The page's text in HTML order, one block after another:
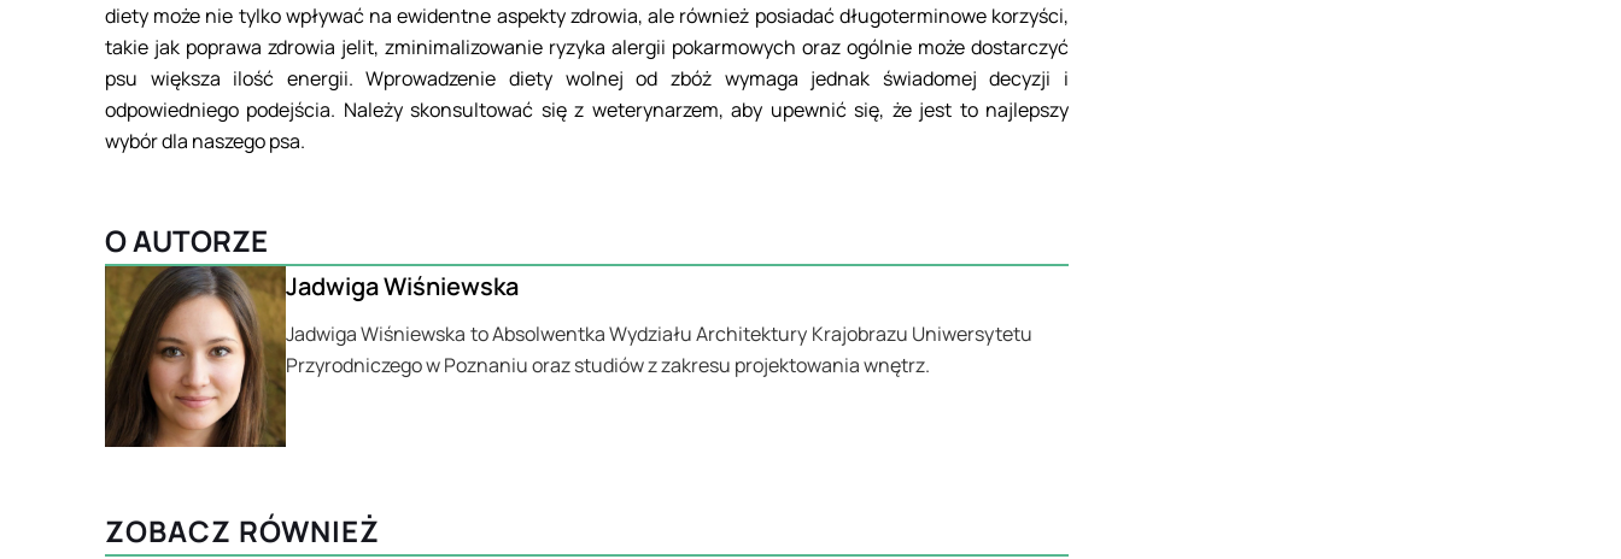
diety może nie tylko wpływać na ewidentne aspekty zdrowia, ale również posiadać długoterminowe korzyści,
takie jak poprawa zdrowia jelit, zminimalizowanie ryzyka alergii pokarmowych oraz ogólnie może dostarczyć
psu większa ilość energii. Wprowadzenie diety wolnej od zbóż wymaga jednak świadomej decyzji i
odpowiedniego podejścia. Należy skonsultować się z weterynarzem, aby upewnić się, że jest to najlepszy
wybór dla naszego psa.
O AUTORZE
Jadwiga Wiśniewska
Jadwiga Wiśniewska to Absolwentka Wydziału Architektury Krajobrazu Uniwersytetu
Przyrodniczego w Poznaniu oraz studiów z zakresu projektowania wnętrz.
ZOBACZ RÓWNIEŻ